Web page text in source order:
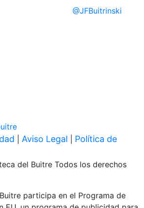
@JFBuitrinski
Aviso Legal
Política de
del Buitre Todos los derechos
participa en el Programa de